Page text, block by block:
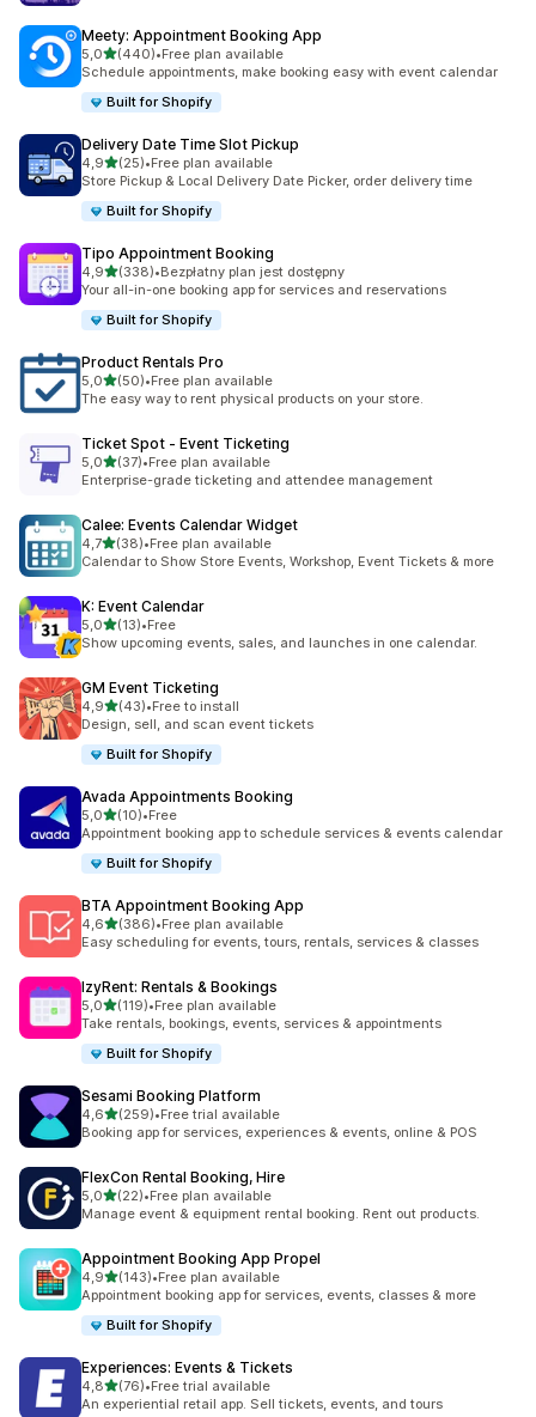
Meety: Appointment Booking App
5,0na 5 gwiazdek
(440)
Łączna liczba recenzji: 440
•Free plan available
Schedule appointments, make booking easy with event calendar
Built for Shopify
Delivery Date Time Slot Pickup
4,9na 5 gwiazdek
(25)
Łączna liczba recenzji: 25
•Free plan available
Store Pickup & Local Delivery Date Picker, order delivery time
Built for Shopify
Tipo Appointment Booking
4,9na 5 gwiazdek
(338)
Łączna liczba recenzji: 338
•Bezpłatny plan jest dostępny
Your all-in-one booking app for services and reservations
Built for Shopify
Product Rentals Pro
5,0na 5 gwiazdek
(50)
Łączna liczba recenzji: 50
•Free plan available
The easy way to rent physical products on your store.
Ticket Spot ‑ Event Ticketing
5,0na 5 gwiazdek
(37)
Łączna liczba recenzji: 37
•Free plan available
Enterprise-grade ticketing and attendee management
Calee: Events Calendar Widget
4,7na 5 gwiazdek
(38)
Łączna liczba recenzji: 38
•Free plan available
Calendar to Show Store Events, Workshop, Event Tickets & more
K: Event Calendar
5,0na 5 gwiazdek
(13)
Łączna liczba recenzji: 13
•Free
Show upcoming events, sales, and launches in one calendar.
GM Event Ticketing
4,9na 5 gwiazdek
(43)
Łączna liczba recenzji: 43
•Free to install
Design, sell, and scan event tickets
Built for Shopify
Avada Appointments Booking
5,0na 5 gwiazdek
(10)
Łączna liczba recenzji: 10
•Free
Appointment booking app to schedule services & events calendar
Built for Shopify
BTA Appointment Booking App
4,6na 5 gwiazdek
(386)
Łączna liczba recenzji: 386
•Free plan available
Easy scheduling for events, tours, rentals, services & classes
IzyRent: Rentals & Bookings
5,0na 5 gwiazdek
(119)
Łączna liczba recenzji: 119
•Free plan available
Take rentals, bookings, events, services & appointments
Built for Shopify
Sesami Booking Platform
4,6na 5 gwiazdek
(259)
Łączna liczba recenzji: 259
•Free trial available
Booking app for services, experiences & events, online & POS
FlexCon Rental Booking, Hire
5,0na 5 gwiazdek
(22)
Łączna liczba recenzji: 22
•Free plan available
Manage event & equipment rental booking. Rent out products.
Appointment Booking App Propel
4,9na 5 gwiazdek
(143)
Łączna liczba recenzji: 143
•Free plan available
Appointment booking app for services, events, classes & more
Built for Shopify
Experiences: Events & Tickets
4,8na 5 gwiazdek
(76)
Łączna liczba recenzji: 76
•Free trial available
An experiential retail app. Sell tickets, events, and tours